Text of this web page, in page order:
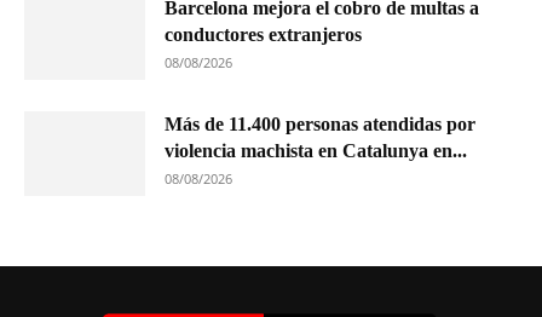
Barcelona mejora el cobro de multas a
conductores extranjeros
08/08/2026
Más de 11.400 personas atendidas por
violencia machista en Catalunya en...
08/08/2026